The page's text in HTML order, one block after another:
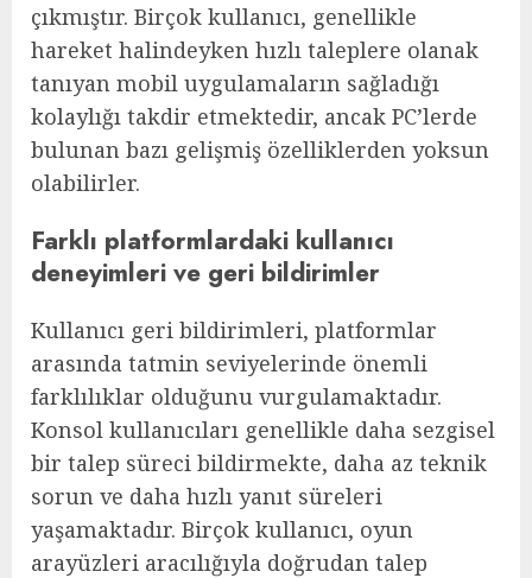
çıkmıştır. Birçok kullanıcı, genellikle
hareket halindeyken hızlı taleplere olanak
tanıyan mobil uygulamaların sağladığı
kolaylığı takdir etmektedir, ancak PC’lerde
bulunan bazı gelişmiş özelliklerden yoksun
olabilirler.
Farklı platformlardaki kullanıcı
deneyimleri ve geri bildirimler
Kullanıcı geri bildirimleri, platformlar
arasında tatmin seviyelerinde önemli
farklılıklar olduğunu vurgulamaktadır.
Konsol kullanıcıları genellikle daha sezgisel
bir talep süreci bildirmekte, daha az teknik
sorun ve daha hızlı yanıt süreleri
yaşamaktadır. Birçok kullanıcı, oyun
arayüzleri aracılığıyla doğrudan talep